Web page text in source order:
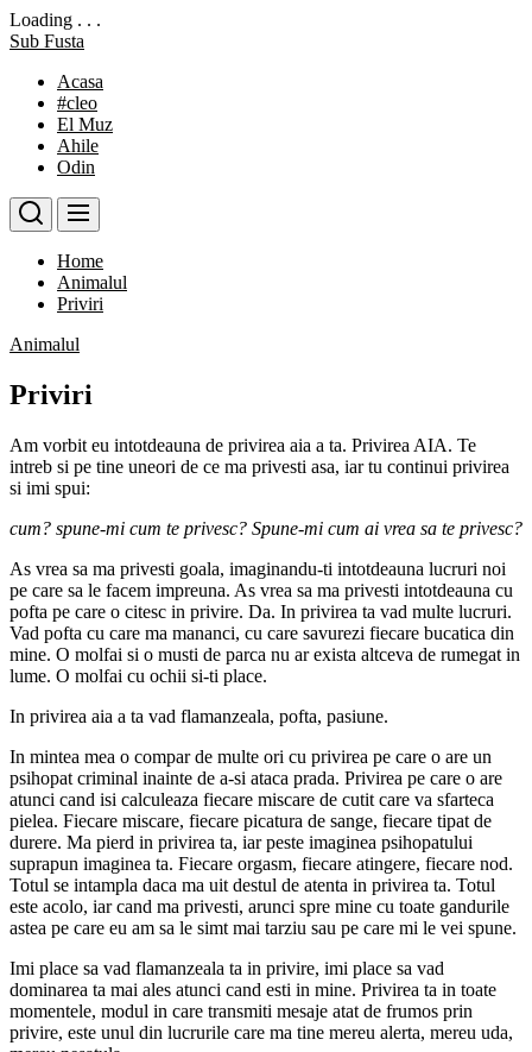
Loading . . .
Skip
content
Sub Fusta
Acasa
#cleo
El Muz
Ahile
Odin
Home
Animalul
Priviri
Animalul
Priviri
Am vorbit eu intotdeauna de privirea aia a ta. Privirea AIA. Te
intreb si pe tine uneori de ce ma privesti asa, iar tu continui privirea
si imi spui:
cum? spune-mi cum te privesc? Spune-mi cum ai vrea sa te privesc?
As vrea sa ma privesti goala, imaginandu-ti intotdeauna lucruri noi
pe care sa le facem impreuna. As vrea sa ma privesti intotdeauna cu
pofta pe care o citesc in privire. Da. In privirea ta vad multe lucruri.
Vad pofta cu care ma mananci, cu care savurezi fiecare bucatica din
mine. O molfai si o musti de parca nu ar exista altceva de rumegat in
lume. O molfai cu ochii si-ti place.
In privirea aia a ta vad flamanzeala, pofta, pasiune.
In mintea mea o compar de multe ori cu privirea pe care o are un
psihopat criminal inainte de a-si ataca prada. Privirea pe care o are
atunci cand isi calculeaza fiecare miscare de cutit care va sfarteca
pielea. Fiecare miscare, fiecare picatura de sange, fiecare tipat de
durere. Ma pierd in privirea ta, iar peste imaginea psihopatului
suprapun imaginea ta. Fiecare orgasm, fiecare atingere, fiecare nod.
Totul se intampla daca ma uit destul de atenta in privirea ta. Totul
este acolo, iar cand ma privesti, arunci spre mine cu toate gandurile
astea pe care eu am sa le simt mai tarziu sau pe care mi le vei spune.
Imi place sa vad flamanzeala ta in privire, imi place sa vad
dominarea ta mai ales atunci cand esti in mine. Privirea ta in toate
momentele, modul in care transmiti mesaje atat de frumos prin
privire, este unul din lucrurile care ma tine mereu alerta, mereu uda,